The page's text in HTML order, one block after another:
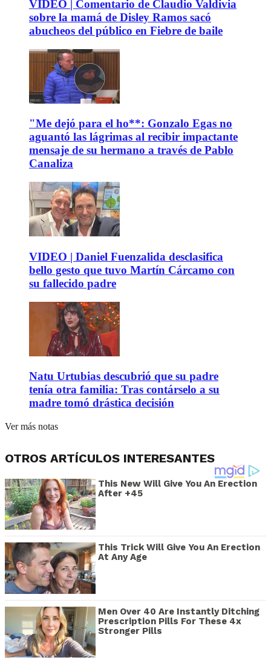
VIDEO | Comentario de Claudio Valdivia
sobre la mamá de Disley Ramos sacó
abucheos del público en Fiebre de baile
"Me dejó para el ho**: Gonzalo Egas no
aguantó las lágrimas al recibir impactante
mensaje de su hermano a través de Pablo
Canaliza
VIDEO | Daniel Fuenzalida desclasifica
bello gesto que tuvo Martín Cárcamo con
su fallecido padre
Natu Urtubias descubrió que su padre
tenía otra familia: Tras contárselo a su
madre tomó drástica decisión
Ver más notas
OTROS ARTÍCULOS INTERESANTES
This New Will Give You An Erection
After +45
This Trick Will Give You An Erection
At Any Age
Men Over 40 Are Instantly Ditching
Prescription Pills For These 4x
Stronger Pills